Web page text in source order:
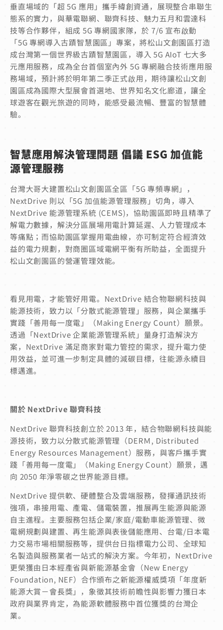
垂直場域的「超 5G 應用」攜手緯創資通，展現整合串聯生
態系的實力，與華電聯網、聯齊科技、魅力五月和雲達科
技等合作夥伴，組成 5G 專網國家隊，於 7/6 宣布啟動
「5G 專網導入古蹟智慧園區」專案，將松山文創園區打造
成台灣第一個世界級古蹟智慧園區，導入 5G AIoT 七大多
元應用服務，成為全台首個室內外 5G 專網融合技術應用服
務場域，預計將於明年第二季正式啟用，期待讓松山文創
園區成為國際大型展會首選地、世界知名文化廊道，讓全
球遊客在觀光旅遊的同時，能感受最流暢、豐富的智慧體
驗。
智慧應用解決管理問題 倡議 ESG 加值能
源管理服務
台灣大哥大建置松山文創園區全區「5G 專頻專網」，
NextDrive 則以「5G 加值能源管理服務」切角，導入
NextDrive 能源管理系統 (CEMS)，協助園區即時且精準了
解電力數據，解決分區展場用電計算延遲、人力管理成本
等痛點；而協助園區掌握用電曲線，亦可制定符合經濟效
益的電力規劃，對商圈區域電網平衡有所助益，全面提升
松山文創園區的營運管理效能。
看見用電，才能管好用電。NextDrive 結合物聯網科技與
能源技術，致力以「分散式能源管理」服務，與企業攜手
實踐「善用每一度電」（Making Energy Count）願景。
透過 「NextDrive 企業能源管理系統」量身打造解決方
案，NextDrive 滿足商家對電力管控的需求，提升電力使
用效益，並可進一步制定具體的減碳目標，往能源永續目
標邁進。
關於 NextDrive 聯齊科技
NextDrive 聯齊科技創立於 2013 年，結合物聯網科技與能
源技術，致力以分散式能源管理（DERＭ, Distributed
Energy Resources Management）服務，與客戶攜手實
踐「善用每一度電」（Making Energy Count）願景，邁
向 2050 年淨零碳之世界能源目標。
NextDrive 提供軟、硬體整合及雲端服務，發揮通訊技術
強項，串接用電、產電、儲電裝置，推展再生能源與能源
自主進程。主要服務包括企業/家庭/電動車能源管理、微
電網規劃與建置、再生能源與表後儲能應用、台電/日本電
力交易市場相關服務等，提供台日指標電力公司、全球知
名製造與服務業者一站式的解決方案。今年初，NextDrive
更榮獲由日本經產省與新能源基金會（New Energy
Foundation, NEF）合作頒布之新能源權威獎項「年度新
能源大賞－會長獎」，象徵其技術前瞻性與影響力獲日本
政府與業界肯定，為能源軟體服務中首位獲獎的台灣企
業。